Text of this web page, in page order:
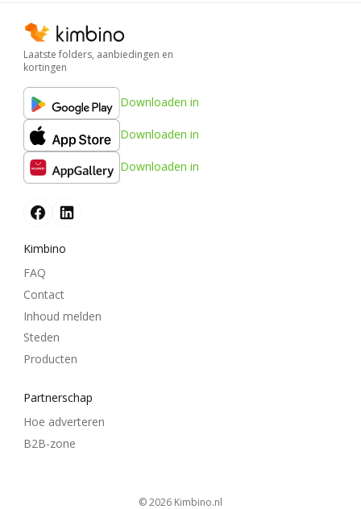
Laatste folders, aanbiedingen en
kortingen
Downloaden in
Downloaden in
Downloaden in
Kimbino
FAQ
Contact
Inhoud melden
Steden
Producten
Partnerschap
Hoe adverteren
B2B-zone
© 2026 kimbino.nl